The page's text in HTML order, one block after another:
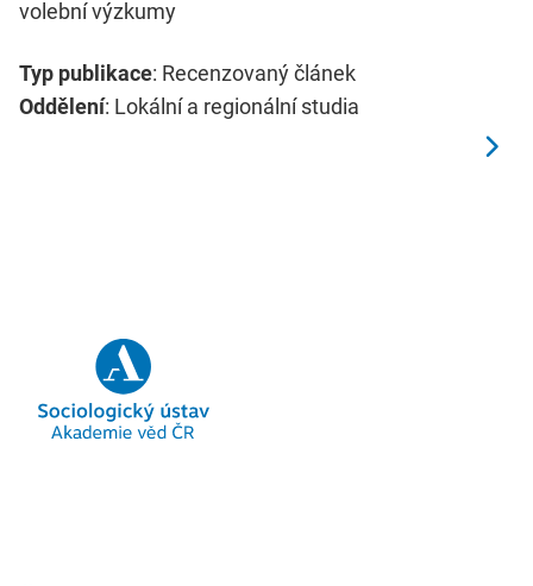
volební výzkumy
Typ publikace: Recenzovaný článek
Oddělení: Lokální a regionální studia